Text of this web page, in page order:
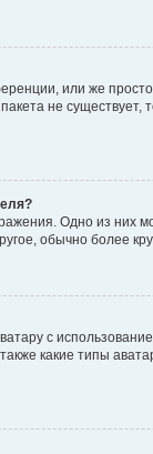
или же
не
Одно из них
обычно более
с
какие типы